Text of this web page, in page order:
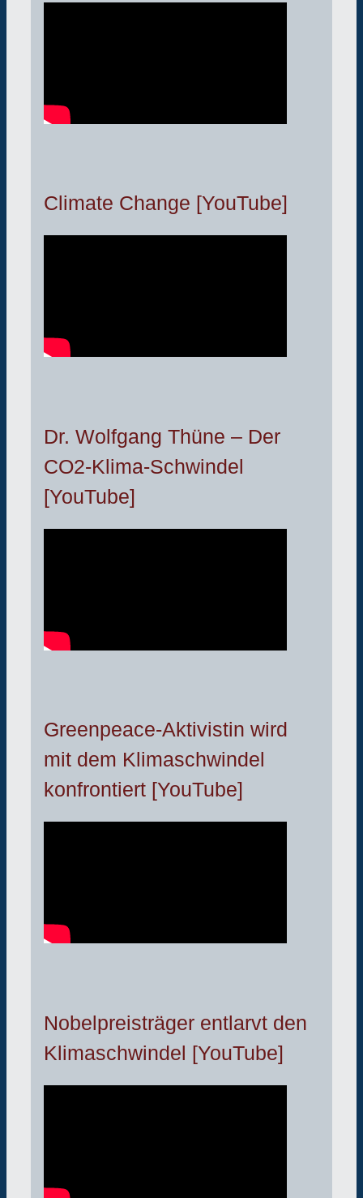
Climate Change [YouTube]
Dr. Wolfgang Thüne – Der
CO2-Klima-Schwindel
[YouTube]
Greenpeace-Aktivistin wird
mit dem Klimaschwindel
konfrontiert [YouTube]
Nobelpreisträger entlarvt den
Klimaschwindel [YouTube]